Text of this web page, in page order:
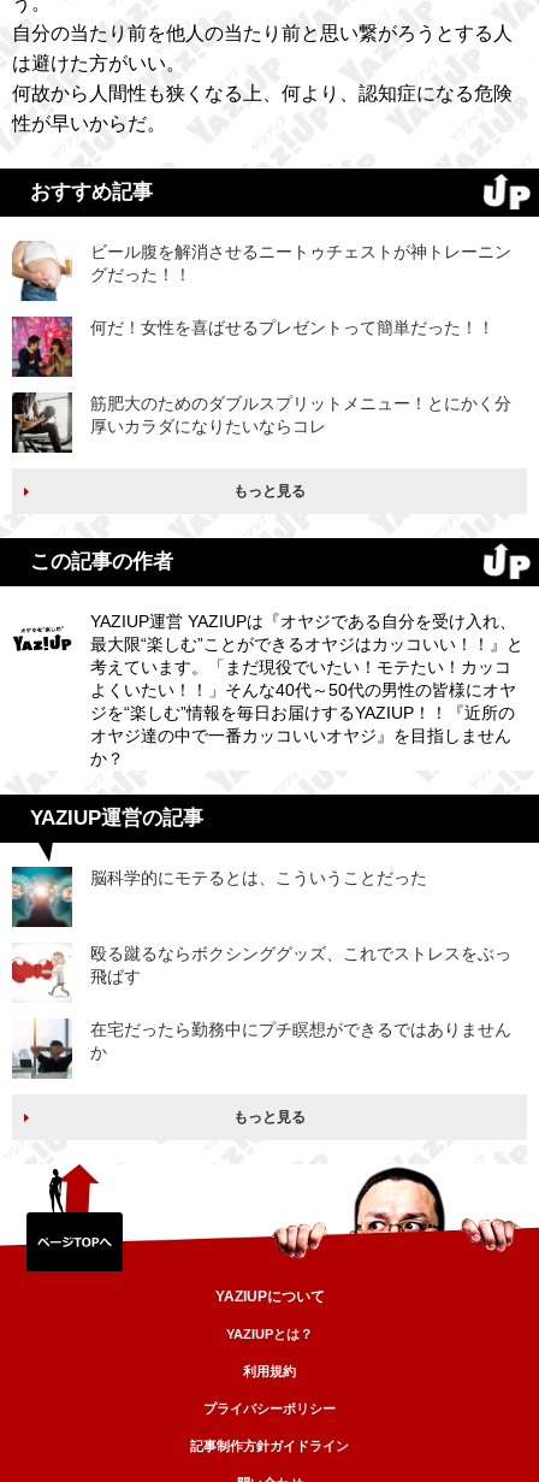
自分の当たり前を他人の当たり前と思い繋がろうとする人
は避けた方がいい。
何故から人間性も狭くなる上、何より、認知症になる危険
性が早いからだ。
おすすめ記事
ビール腹を解消させるニートゥチェストが神トレーニン
グだった！！
何だ！女性を喜ばせるプレゼントって簡単だった！！
筋肥大のためのダブルスプリットメニュー！とにかく分
厚いカラダになりたいならコレ
もっと見る
この記事の作者
YAZIUP運営 YAZIUPは『オヤジである自分を受け入れ、
最大限“楽しむ”ことができるオヤジはカッコいい！！』と
考えています。「まだ現役でいたい！モテたい！カッコ
よくいたい！！」そんな40代～50代の男性の皆様にオヤ
ジを“楽しむ”情報を毎日お届けするYAZIUP！！『近所の
オヤジ達の中で一番カッコいいオヤジ』を目指しません
か？
YAZIUP運営の記事
脳科学的にモテるとは、こういうことだった
殴る蹴るならボクシンググッズ、これでストレスをぶっ
飛ばす
在宅だったら勤務中にプチ瞑想ができるではありません
か
もっと見る
YAZIUPについて
YAZIUPとは？
利用規約
プライバシーポリシー
記事制作方針ガイドライン